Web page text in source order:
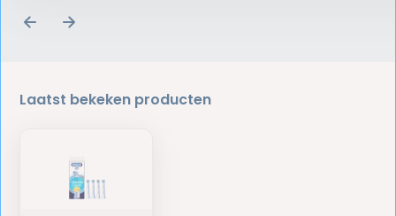
Laatst bekeken producten